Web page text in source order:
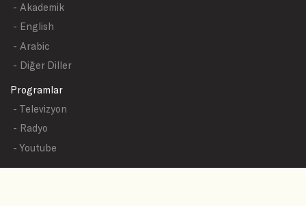
- Akademik
- English
- Arabic
- Diğer Diller
Programlar
- Televizyon
- Radyo
- Youtube
Yazışmalar